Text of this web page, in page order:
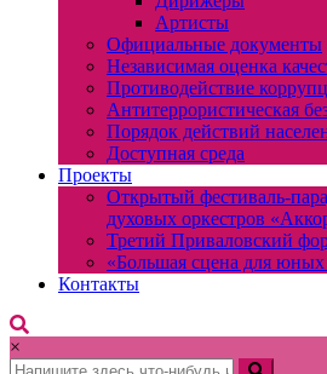
Артисты
Официальные документы
Независимая оценка
Противодействие
Антитеррористическая
Порядок действий
Доступная среда
Проекты
Открытый фестиваль-
духовых оркестров
Третий Приваловский
«Большая сцена для
Контакты
×